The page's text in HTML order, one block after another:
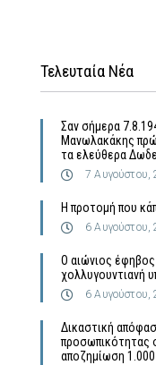
Τελευταία Νέα
Σαν σήμερα
Μανωλακάκης
τα ελεύθερα
7 Αυγούστου,
Η προτομή που
6 Αυγούστου,
Ο αιώνιος
χολλυγουντιανή
6 Αυγούστου,
Δικαστική
προσωπικότητας
αποζημίωση